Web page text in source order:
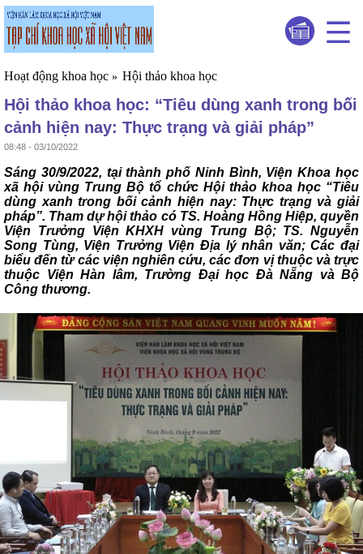
Hoạt động khoa học » Hội thảo khoa học
Hội thảo khoa học: “Tiêu dùng xanh trong bối
cảnh hiện nay: Thực trạng và giải pháp”
08:48 - 03/10/2022
Sáng 30/9/2022, tại thành phố Ninh Bình, Viện Khoa học
xã hội vùng Trung Bộ tổ chức Hội thảo khoa học “Tiêu
dùng xanh trong bối cảnh hiện nay: Thực trạng và giải
pháp”. Tham dự hội thảo có TS. Hoàng Hồng Hiệp, quyền
Viện Trưởng Viện KHXH vùng Trung Bộ; TS. Nguyễn
Song Tùng, Viện Trưởng Viện Địa lý nhân văn; Các đại
biểu đến từ các viện nghiên cứu, các đơn vị thuộc và trực
thuộc Viện Hàn lâm, Trường Đại học Đà Nẵng và Bộ
Công thương.